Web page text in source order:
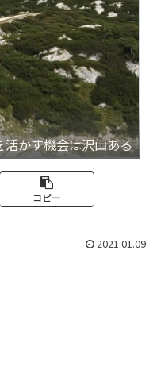
かす機会は沢山ある
コピー
2021.01.09